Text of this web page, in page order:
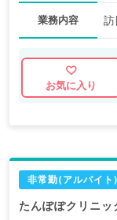
業務内容
お気に入り
非常勤(アルバイト
たんぽぽクリニッ